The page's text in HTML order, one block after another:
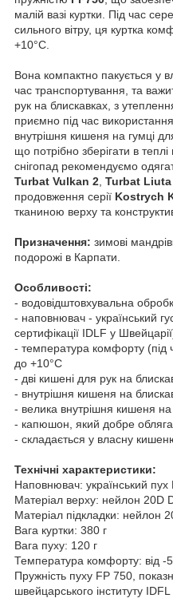
малій вазі куртки. Під час
сильного вітру, ця куртка
+10°C.
Вона компактно пакується у
час транспортування, та
рук на блискавках, з
приємно під час
внутрішня кишеня на гумці
що потрібно зберігати в
снігопад рекомендуємо
Turbat Vulkan 2 Turbat Liuta
продовження серії Kostrych
тканиною верху та
Призначення: зимові
подорожі в Карпати.
Особливості:
- водовідштовхувальна
- наповнювач - український
сертифікації IDLF у
- температура комфорту (під
до +10°C
- дві кишені для рук на
- внутрішня кишеня на
- велика внутрішня кишеня на
- капюшон, який добре
- складається у власну
Технічні характеристики:
Наповнювач: український пух
Матеріал верху: нейлон 20D
Матеріал підкладки: нейлон
Вага куртки: 380 г
Вага пуху: 120 г
Температура комфорту: від -
Пружність пуху FP 750,
швейцарського інституту